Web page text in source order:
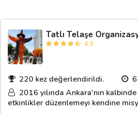
Tatlı Telaşe
4.9
220 kez değerlendirildi.
2016 yılında Ankara'nın
etkinlikler düzenlemeyi kendine